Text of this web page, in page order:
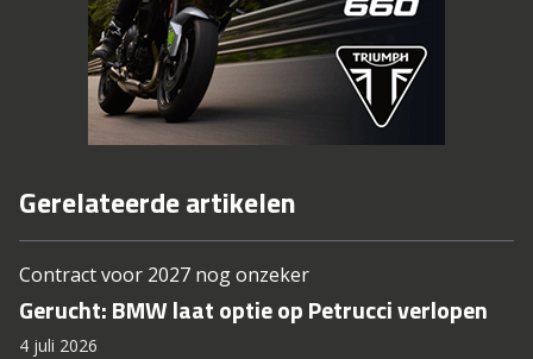
Gerelateerde artikelen
Contract voor 2027 nog onzeker
Gerucht: BMW laat optie op Petrucci verlopen
4 juli 2026